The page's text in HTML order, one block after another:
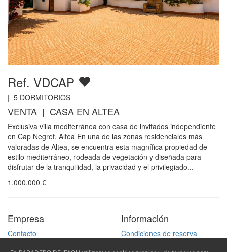
Ref. VDCAP
| 5 DORMITORIOS
VENTA | CASA EN ALTEA
Exclusiva villa mediterránea con casa de invitados independiente
en Cap Negret, Altea En una de las zonas residenciales más
valoradas de Altea, se encuentra esta magnífica propiedad de
estilo mediterráneo, rodeada de vegetación y diseñada para
disfrutar de la tranquilidad, la privacidad y el privilegiado...
1.000.000 €
Empresa
Contacto
Información
Condiciones de reserva